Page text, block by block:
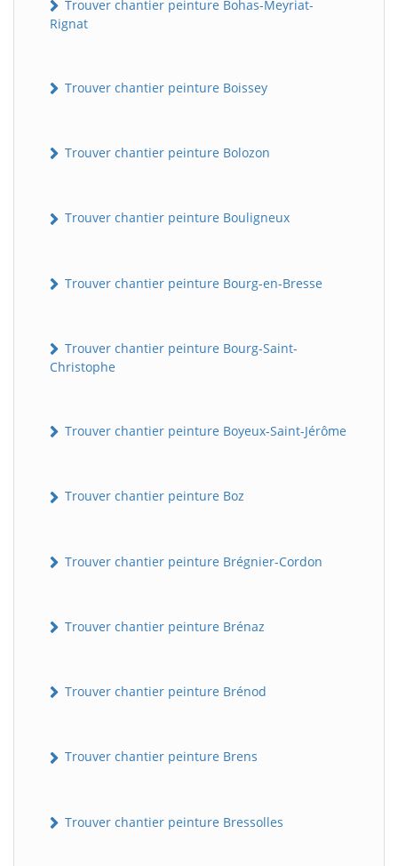
Trouver chantier peinture Bohas-Meyriat-
Rignat
Trouver chantier peinture Boissey
Trouver chantier peinture Bolozon
Trouver chantier peinture Bouligneux
Trouver chantier peinture Bourg-en-Bresse
Trouver chantier peinture Bourg-Saint-
Christophe
Trouver chantier peinture Boyeux-Saint-Jérôme
Trouver chantier peinture Boz
Trouver chantier peinture Brégnier-Cordon
Trouver chantier peinture Brénaz
Trouver chantier peinture Brénod
Trouver chantier peinture Brens
Trouver chantier peinture Bressolles